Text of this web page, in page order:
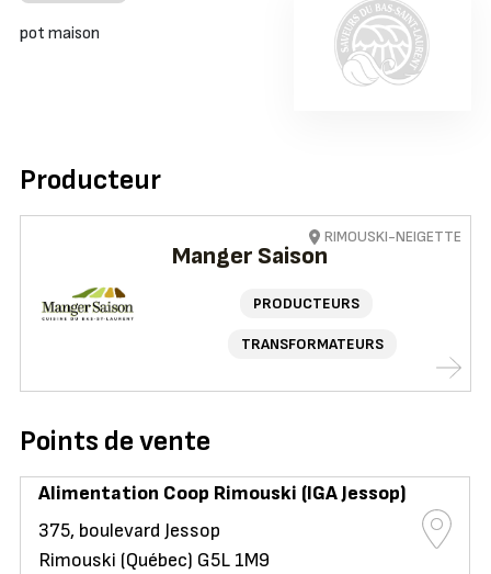
pot maison
Producteur
Manger Saison
PRODUCTEURS
TRANSFORMATEURS
RIMOUSKI-NEIGETTE
Points de vente
Alimentation Coop Rimouski (IGA Jessop)
375, boulevard Jessop
Rimouski (Québec) G5L 1M9